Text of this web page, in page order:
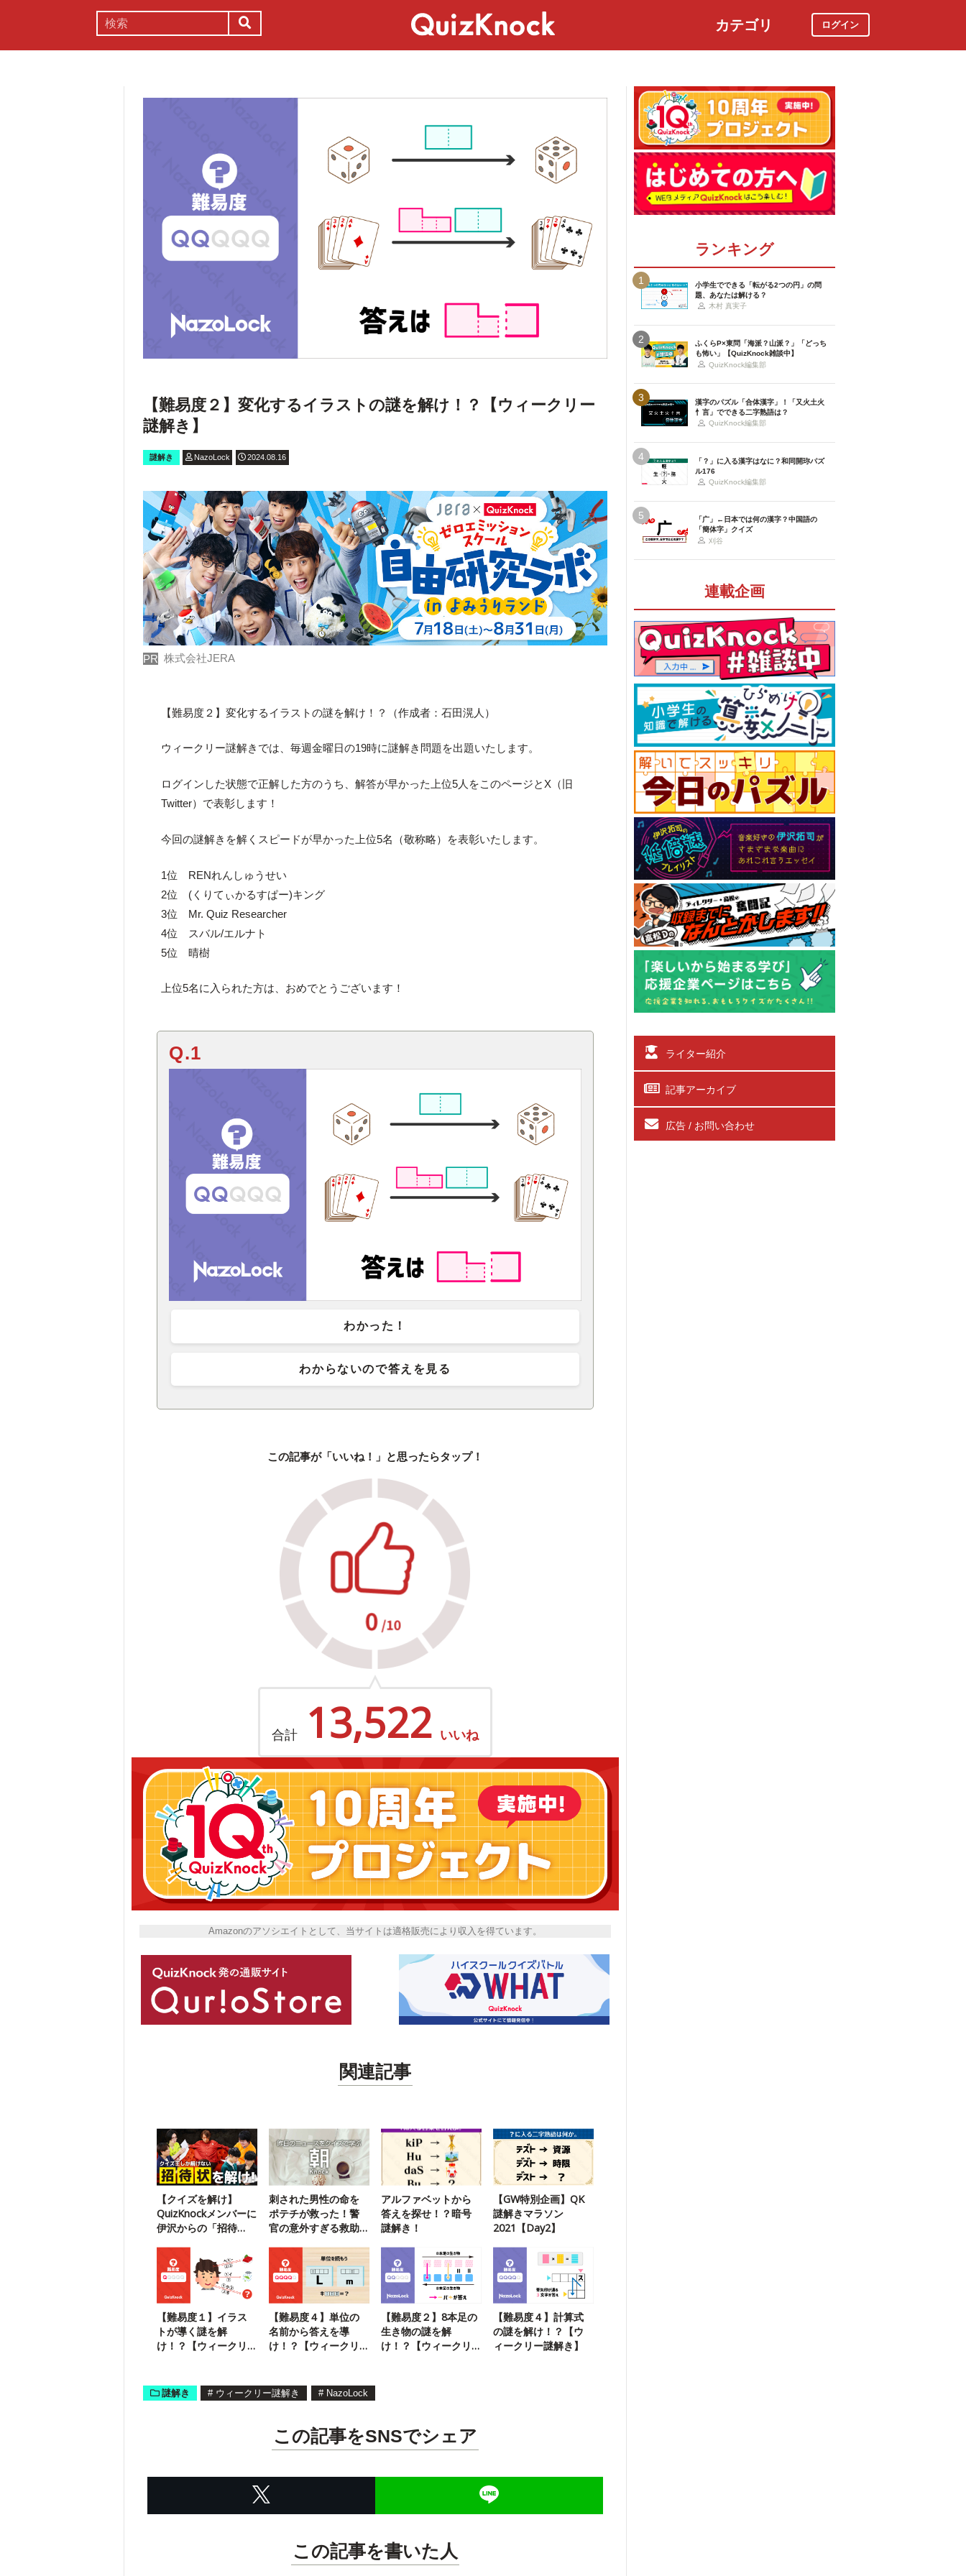
カテゴリ ログイン
【難易度２】変化するイラストの謎を解け！？【ウィークリー
謎解き】
謎解き NazoLock 2024.08.16
PR 株式会社JERA
【難易度２】変化するイラストの謎を解け！？（作成者：石田滉人）
ウィークリー謎解きでは、毎週金曜日の19時に謎解き問題を出題いたします。
ログインした状態で正解した方のうち、解答が早かった上位5人をこのページとX（旧
Twitter）で表彰します！
今回の謎解きを解くスピードが早かった上位5名（敬称略）を表彰いたします。
1位 RENれんしゅうせい
2位 (くりてぃかるすぱー)キング
3位 Mr. Quiz Researcher
4位 スバル/エルナト
5位 晴樹
上位5名に入られた方は、おめでとうございます！
Q.1
わかった！
わからないので答えを見る
この記事が「いいね！」と思ったらタップ！
合計 13,522 いいね
Amazonのアソシエイトとして、当サイトは適格販売により収入を得ています。
関連記事
【クイズを解け】
QuizKnockメンバーに
伊沢からの「招待
刺された男性の命を
ポテチが救った！警
官の意外すぎる救助
アルファベットから
答えを探せ！？暗号
謎解き！
【GW特別企画】QK
謎解きマラソン
2021【Day2】
【難易度１】イラス
トが導く謎を解
け！？【ウィークリ
【難易度４】単位の
名前から答えを導
け！？【ウィークリ
【難易度２】8本足の
生き物の謎を解
け！？【ウィークリ
【難易度４】計算式
の謎を解け！？【ウ
ィークリー謎解き】
謎解き # ウィークリー謎解き # NazoLock
この記事をSNSでシェア
この記事を書いた人
ランキング
1
小学生でできる「転がる2つの円」の問
題、あなたは解ける？
木村 真実子
2
ふくらP×東問「海派？山派？」「どっち
も怖い」【QuizKnock雑談中】
QuizKnock編集部
3
漢字のパズル「合体漢字」！「又火土火
忄言」でできる二字熟語は？
QuizKnock編集部
4
「？」に入る漢字はなに？和同開珎パズ
ル176
QuizKnock編集部
5
「广」←日本では何の漢字？中国語の
「簡体字」クイズ
刈谷
連載企画
ライター紹介
記事アーカイブ
広告 / お問い合わせ